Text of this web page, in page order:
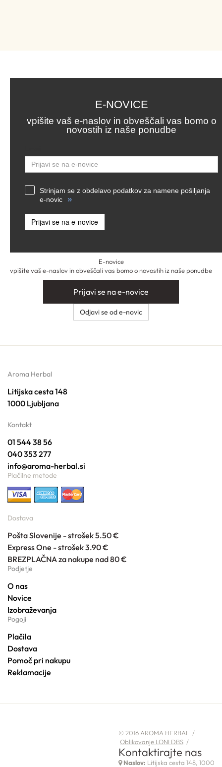
E-NOVICE
vpišite vaš e-naslov in obveščali vas bomo o
novostih iz naše ponudbe
Strinjam se z obdelavo podatkov za namene pošiljanja
e-novic
»
Prijavi se na e-novice
E-novice
vpišite vaš e-naslov in obveščali vas bomo o novostih iz naše ponudbe
Prijavi se na e-novice
Odjavi se od e-novic
Aroma Herbal
Litijska cesta 148
1000 Ljubljana
Kontakt
01 544 38 56
040 353 277
info@aroma-herbal.si
Plačilne metode
Dostava
Pošta Slovenije - strošek 5.50 €
Express One - strošek 3.90 €
BREZPLAČNA za nakupe nad 80 €
Podjetje
O nas
Novice
Izobraževanja
Pogoji
Plačila
Dostava
Pomoč pri nakupu
Reklamacije
© 2016 AROMA HERBAL /
Oblikovanje LONI DBS /
Kontaktirajte nas
Naslov: Litijska cesta 148, 1000